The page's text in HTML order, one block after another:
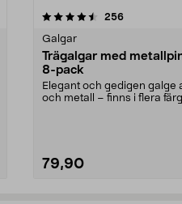
256recensioner
Galgar
Trägalgar med
8-pack
Elegant och gedigen galge
och metall – finns i flera
79,90
4.0av 5 stjärnor